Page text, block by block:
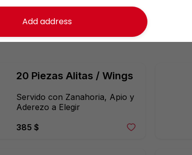
20 Piezas Alitas / Wings
Servido con Zanahoria, Apio y
Aderezo a Elegir
385 $
Add address